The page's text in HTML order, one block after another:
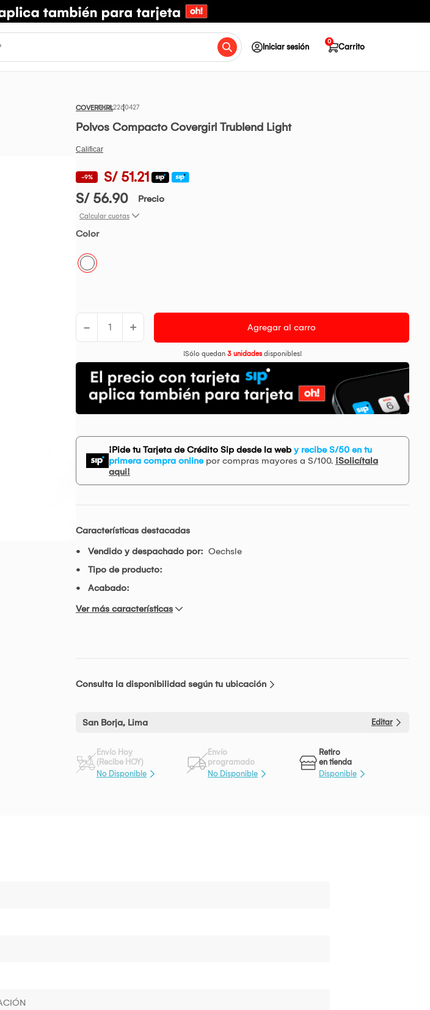
Iniciar sesión Carrito
0
COVERGIRL2260427
Polvos Compacto Covergirl Trublend Light
-9%
S/ 51.21
S/ 56.90
Precio
Calcular cuotas
Color
- + Agregar al carro
¡Sólo quedan 3 unidadesdisponibles!
¡Pide tu Tarjeta de Crédito Sip desde la web y recibe S/50 en tu
primera compra onlinepor compras mayores a S/100. ¡Solicítala
aqui!
Características destacadas
Vendido y despachado por: Oechsle
Tipo de producto:
Acabado:
Ver más características
Consulta la disponibilidad según tu ubicación
San Borja, Lima Editar
Envío Hoy
(Recibe HOY)
No Disponible
Envío
programado
No Disponible
Retiro
en tienda
Disponible